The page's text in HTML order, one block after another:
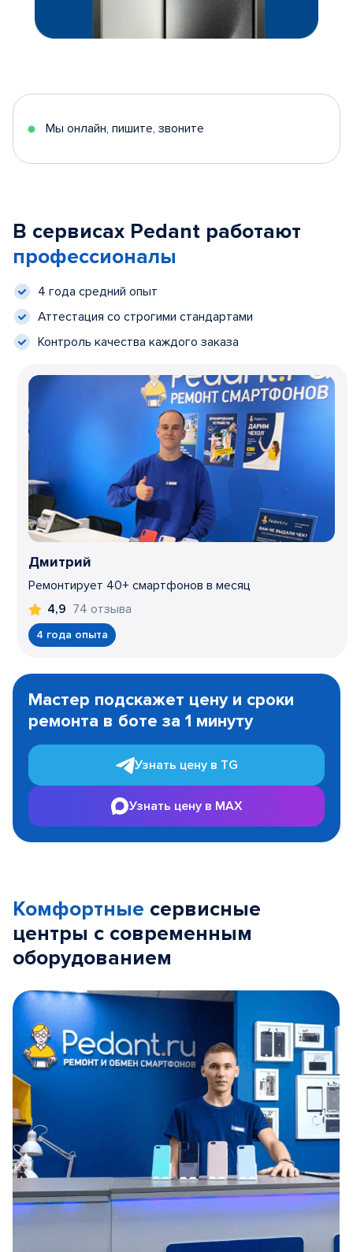
Мы онлайн, пишите, звоните
В сервисах Pedant работают
профессионалы
4 года средний опыт
Аттестация со строгими стандартами
Контроль качества каждого заказа
Дмитрий
Ремонтирует 40+ смартфонов в месяц
4,9 74 отзыва
4 года опыта
1
Мастер подскажет цену и сроки
ремонта в боте за 1 минуту
Узнать цену в TG
Узнать цену в MAX
Комфортные сервисные
центры с современным
оборудованием